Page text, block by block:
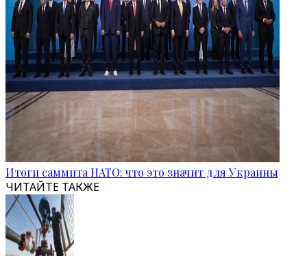
Итоги саммита НАТО: что это значит для Украины
ЧИТАЙТЕ ТАКЖЕ